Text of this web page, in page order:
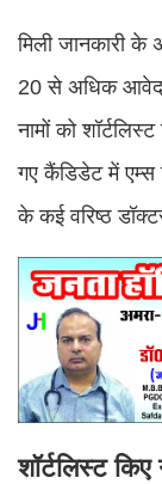
मिली जानकारी
20 से अधिक
नामों को
गए कैंडिडेट में एम्स
के कई वरिष्ठ
शॉर्टलिस्ट